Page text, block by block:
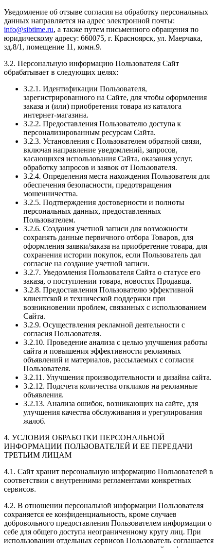
Уведомление об отзыве согласия на обработку персональных
данных направляется на адрес электронной почты:
info@sibtime.ru, а также путем письменного обращения по
юридическому адресу: 660075, г. Красноярск, ул. Маерчака,
зд.8/1, помещение 11, комн.9.
3.2. Персональную информацию Пользователя Сайт
обрабатывает в следующих целях:
3.2.1. Идентификации Пользователя,
зарегистрированного на Сайте, для чтобы оформления
заказа и (или) приобретения товара из каталога
интернет-магазина.
3.2.2. Предоставления Пользователю доступа к
персонализированным ресурсам Сайта.
3.2.3. Установления с Пользователем обратной связи,
включая направление уведомлений, запросов,
касающихся использования Сайта, оказания услуг,
обработку запросов и заявок от Пользователя.
3.2.4. Определения места нахождения Пользователя для
обеспечения безопасности, предотвращения
мошенничества.
3.2.5. Подтверждения достоверности и полноты
персональных данных, предоставленных
Пользователем.
3.2.6. Создания учетной записи для возможности
сохранять данные первичного отбора Товаров, для
оформления заявки/заказа на приобретение товара, для
сохранения истории покупок, если Пользователь дал
согласие на создание учетной записи.
3.2.7. Уведомления Пользователя Сайта о статусе его
заказа, о поступлении товара, новостях Продавца.
3.2.8. Предоставления Пользователю эффективной
клиентской и технической поддержки при
возникновении проблем, связанных с использованием
Сайта.
3.2.9. Осуществления рекламной деятельности с
согласия Пользователя.
3.2.10. Проведение анализа с целью улучшения работы
сайта и повышения эффективности рекламных
объявлений и материалов, рассылаемых с согласия
Пользователя.
3.2.11. Улучшения производительности и дизайна сайта.
3.2.12. Подсчета количества откликов на рекламные
объявления.
3.2.13. Анализа ошибок, возникающих на сайте, для
улучшения качества обслуживания и урегулирования
жалоб.
4. УСЛОВИЯ ОБРАБОТКИ ПЕРСОНАЛЬНОЙ
ИНФОРМАЦИИ ПОЛЬЗОВАТЕЛЕЙ И ЕЕ ПЕРЕДАЧИ
ТРЕТЬИМ ЛИЦАМ
4.1. Сайт хранит персональную информацию Пользователей в
соответствии с внутренними регламентами конкретных
сервисов.
4.2. В отношении персональной информации Пользователя
сохраняется ее конфиденциальность, кроме случаев
добровольного предоставления Пользователем информации о
себе для общего доступа неограниченному кругу лиц. При
использовании отдельных сервисов Пользователь соглашается